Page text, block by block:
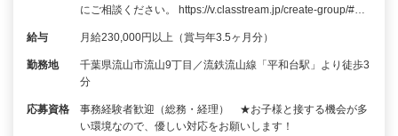
にご相談ください。 https://v.classtream.jp/create-group/#…
給与 月給230,000円以上（賞与年3.5ヶ月分）
勤務地
千葉県流山市流山9丁目／流鉄流山線「平和台駅」より徒歩3
分
応募資格
事務経験者歓迎（総務・経理） ★お子様と接する機会が多
い環境なので、優しい対応をお願いします！